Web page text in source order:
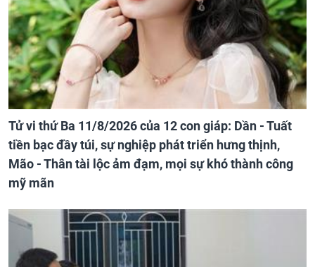
Tử vi thứ Ba 11/8/2026 của 12 con giáp: Dần - Tuất
tiền bạc đầy túi, sự nghiệp phát triển hưng thịnh,
Mão - Thân tài lộc ảm đạm, mọi sự khó thành công
mỹ mãn